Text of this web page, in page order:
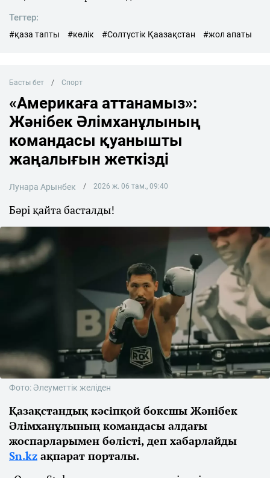
Тегтер:
#қаза тапты #көлік #Солтүстік Қаазақстан #жол апаты
Басты бет Спорт
«Америкаға аттанамыз»:
Жәнібек Әлімханұлының
командасы қуанышты
жаңалығын жеткізді
Лунара Арынбек 2026 ж. 06 там., 09:40
Бәрі қайта басталды!
Фото: Әлеуметтік желіден
Қазақстандық кәсіпқой боксшы Жәнібек
Әлімханұлының командасы алдағы
жоспарларымен бөлісті, деп хабарлайды
Sn.kz ақпарат порталы.